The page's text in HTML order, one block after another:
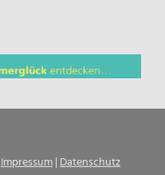
Impressum|Datenschutz